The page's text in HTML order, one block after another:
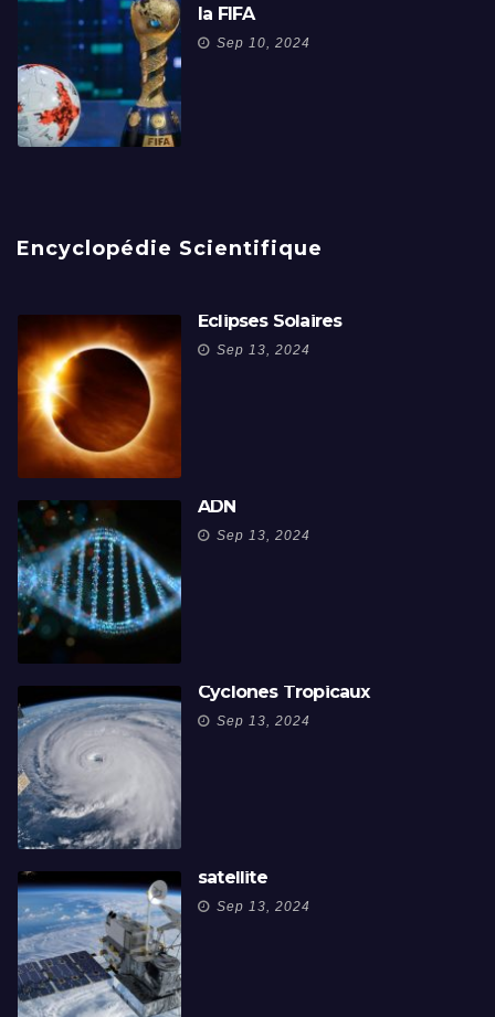
la FIFA
Sep 10, 2024
Encyclopédie Scientifique
Éclipses Solaires
Sep 13, 2024
ADN
Sep 13, 2024
Cyclones Tropicaux
Sep 13, 2024
satellite
Sep 13, 2024